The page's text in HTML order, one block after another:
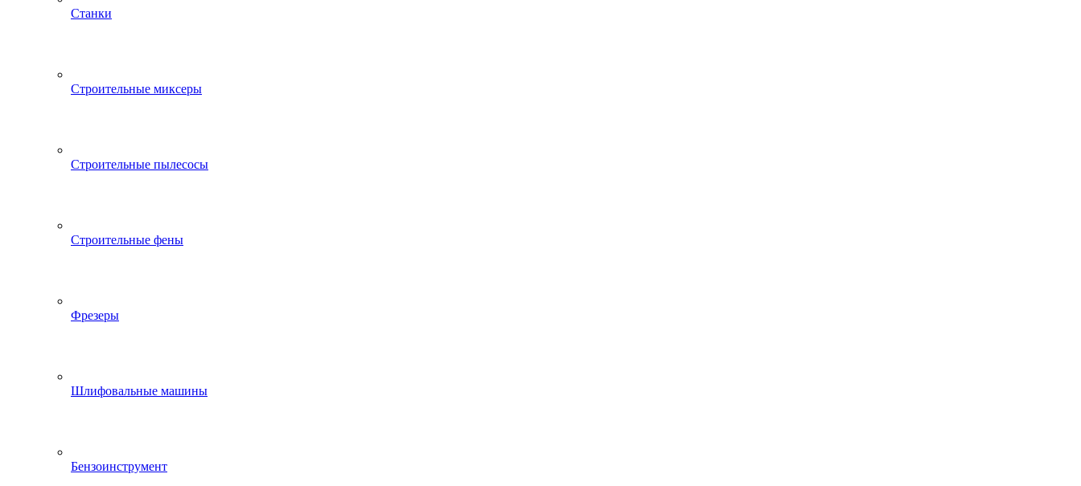
Станки
Строительные миксеры
Строительные пылесосы
Строительные фены
Фрезеры
Шлифовальные машины
Бензоинструмент